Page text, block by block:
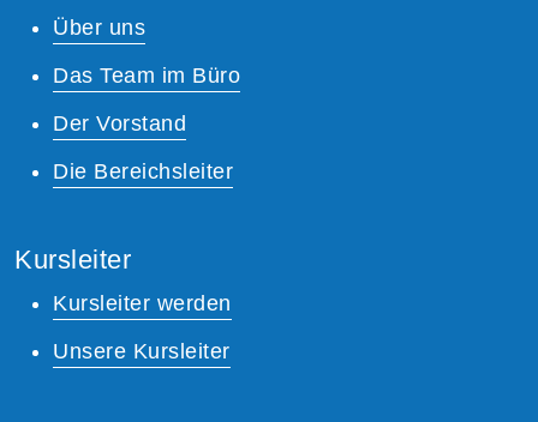
Über uns
Das Team im Büro
Der Vorstand
Die Bereichsleiter
Kursleiter
Kursleiter werden
Unsere Kursleiter